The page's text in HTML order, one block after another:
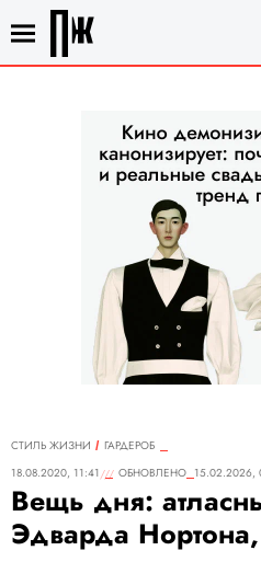
СТИЛЬ ЖИЗНИ
ГАРДЕРОБ
18.08.2020, 11:41
ОБНОВЛЕНО 15.02.2026,
Вещь дня:
Эдварда